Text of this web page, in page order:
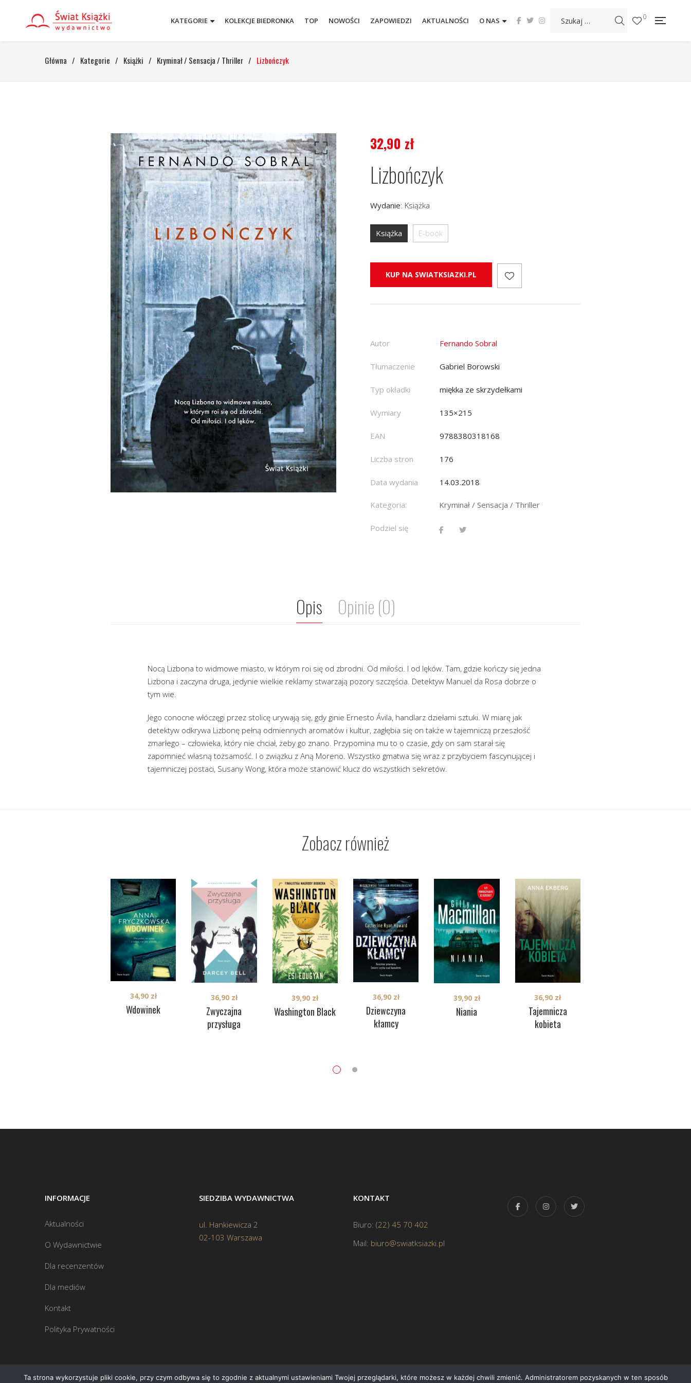
KATEGORIE KOLEKCJE BIEDRONKA TOP NOWOŚCI ZAPOWIEDZI AKTUALNOŚCI O NAS 0
Główna / Kategorie / Książki / Kryminał / Sensacja / Thriller / Lizbończyk
32,90 zł
Lizbończyk
Wydanie: Książka
Książka E-book
KUP NA SWIATKSIAZKI.PL
Autor Fernando Sobral
Tłumaczenie Gabriel Borowski
Typ okładki miękka ze skrzydełkami
Wymiary 135×215
EAN 9788380318168
Liczba stron 176
Data wydania 14.03.2018
Kategoria: Kryminał / Sensacja / Thriller
Podziel się
Opis Opinie (0)
Nocą Lizbona to widmowe miasto, w którym roi się od zbrodni. Od miłości. I od lęków. Tam, gdzie kończy się jedna
Lizbona i zaczyna druga, jedynie wielkie reklamy stwarzają pozory szczęścia. Detektyw Manuel da Rosa dobrze o
tym wie.
Jego conocne włóczęgi przez stolicę urywają się, gdy ginie Ernesto Ávila, handlarz dziełami sztuki. W miarę jak
detektyw odkrywa Lizbonę pełną odmiennych aromatów i kultur, zagłębia się on także w tajemniczą przeszłość
zmarłego – człowieka, który nie chciał, żeby go znano. Przypomina mu to o czasie, gdy on sam starał się
zapomnieć własną tożsamość. I o związku z Aną Moreno. Wszystko gmatwa się wraz z przybyciem fascynującej i
tajemniczej postaci, Susany Wong, która może stanowić klucz do wszystkich sekretów.
Zobacz również
Wdowinek
34,90 zł
Zwyczajna
przysługa
36,90 zł
Washington Black
39,90 zł
Dziewczyna
kłamcy
36,90 zł
Niania
39,90 zł
Tajemnicza
kobieta
36,90 zł
INFORMACJE
Aktualności
O Wydawnictwie
Dla recenzentów
Dla mediów
Kontakt
Polityka Prywatności
SIEDZIBA WYDAWNICTWA
ul. Hankiewicza 2
02-103 Warszawa
KONTAKT
Biuro: (22) 45 70 402
Mail: biuro@swiatksiazki.pl
Ta strona wykorzystuje pliki cookie, przy czym odbywa się to zgodnie z aktualnymi ustawieniami Twojej przeglądarki, które możesz w każdej chwili zmienić. Administratorem pozyskanych w ten sposób